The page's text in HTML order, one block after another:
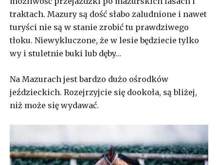
traktach. Mazury są dość słabo zaludnione i nawet
turyści nie są w stanie zrobić tu prawdziwego
tłoku. Niewykluczone, że w lesie będziecie tylko
wy i stuletnie buki lub dęby…
Na Mazurach jest bardzo dużo ośrodków
jeździeckich. Rozejrzyjcie się dookoła, są bliżej,
niż może się wydawać.